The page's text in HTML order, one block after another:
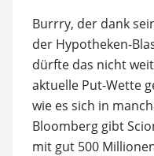
Burrry, der dank
der Hypotheken-
dürfte das nicht
aktuelle Put-Wette
wie es sich in
Bloomberg gibt
mit gut 500